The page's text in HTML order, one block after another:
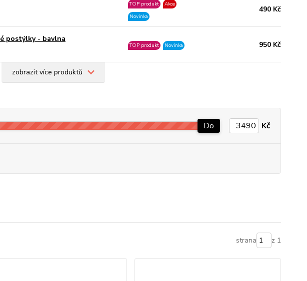
TOP produkt
Akce
Novinka
490 Kč
postýlky - bavlna
TOP produkt Novinka 950 Kč
zobrazit více produktů
Do Kč
strana z 1